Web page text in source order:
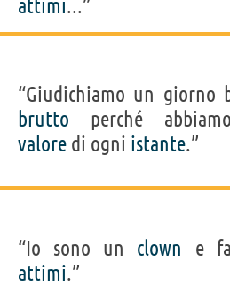
attimi...”
“Giudichiamo un giorno
brutto perché
valore di ogni istante.”
“Io sono un clown e
attimi.”